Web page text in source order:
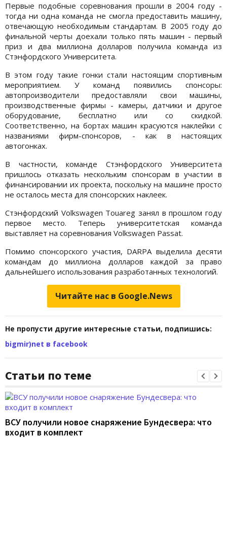
Первые подобные соревнования прошли в 2004 году -
тогда ни одна команда не смогла предоставить машину,
отвечающую необходимым стандартам. В 2005 году до
финальной черты доехали только пять машин - первый
приз и два миллиона долларов получила команда из
Стэнфордского Университета.
В этом году такие гонки стали настоящим спортивным
мероприятием. У команд появились спонсоры:
автопроизводители предоставляли свои машины,
производственные фирмы - камеры, датчики и другое
оборудование, бесплатно или со скидкой.
Соответственно, на бортах машин красуются наклейки с
названиями фирм-спонсоров, - как в настоящих
автогонках.
В частности, команде Стэнфордского Университета
пришлось отказать нескольким спонсорам в участии в
финансировании их проекта, поскольку на машине просто
не осталось места для спонсорских наклеек.
Стэнфордский Volkswagen Touareg занял в прошлом году
первое место. Теперь университетская команда
выставляет на соревнования Volkswagen Passat.
Помимо спонсорского участия, DARPA выделила десяти
командам до миллиона долларов каждой за право
дальнейшего использования разработанных технологий.
Читайте нас в Google.News
Не пропусти другие интересные статьи, подпишись:
bigmir)net в facebook
Статьи по теме
ВСУ получили новое снаряжение Бундесвера: что
входит в комплект